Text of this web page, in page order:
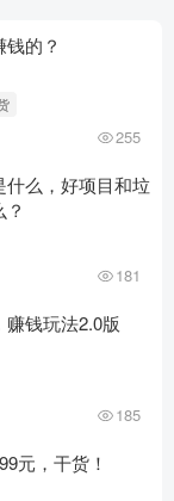
的？
255
么，好项目和垃
181
钱玩法2.0版
185
元，干货！